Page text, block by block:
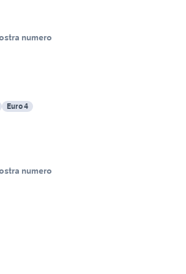
numero
Euro 4
numero